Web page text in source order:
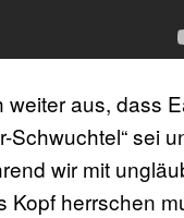
weiter aus, dass
Schwuchtel“ sei
wir mit
Kopf herrschen